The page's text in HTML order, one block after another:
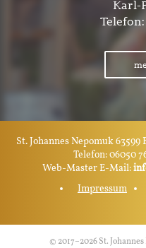
Karl-
Telefon:
St. Johannes Nepomuk
Telefon: 06050
Web-Master E-Mail:
Impressum
© 2017–2026 St.